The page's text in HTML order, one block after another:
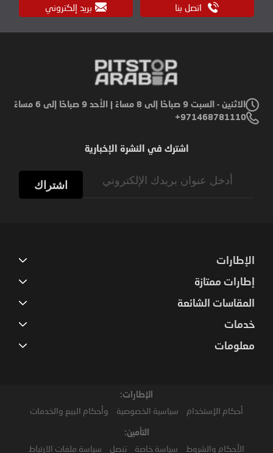
اتصل بنا بريد إلكتروني
الاثنين - السبت 9 صباحًا إلى 8 مساءً | الأحد 9 صباحًا إلى 6 مساءً
971468781110+
اشترك في النشرة الإخبارية
اشتراك
الإطارات
إطارات ممتازة
المقاسات الشائعة
خدمات
معلومات
الإطارات:
أحكام الإستخدام سياسية الخصوصية وأحكام البيع والخدمات
التأمين:
الأحكام والشروط سياسة خاصة تنصل سياسة ملفات الارتباط